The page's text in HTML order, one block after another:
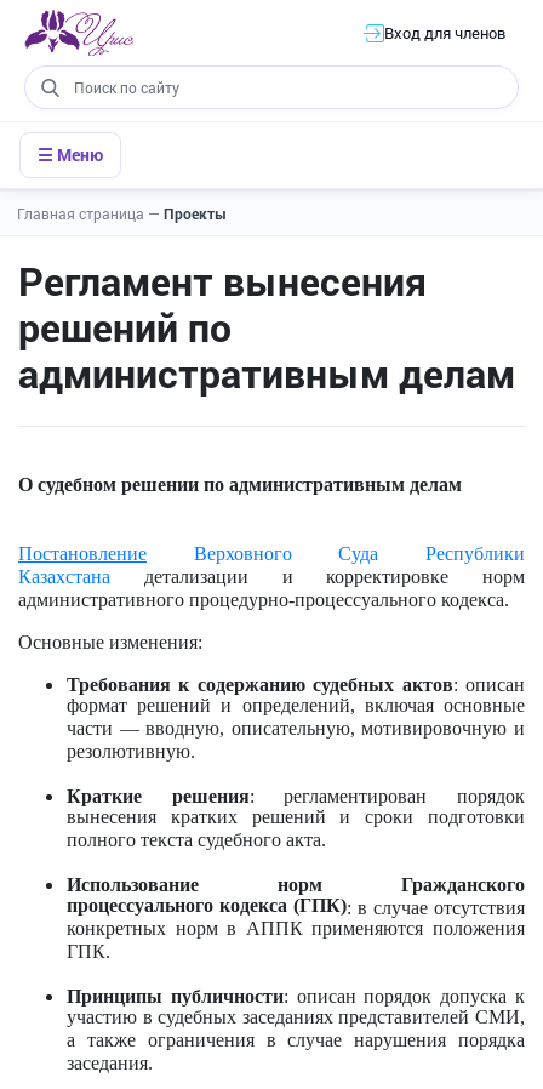
Вход для членов
☰ Меню
Главная страница — Проекты
Регламент вынесения
решений по
административным делам
О судебном решении по административным делам
Постановление
Верховного Суда Республики
Казахстана детализации и корректировке норм
административного процедурно-процессуального кодекса.
Основные изменения:
Требования к содержанию судебных актов: описан
формат решений и определений, включая основные
части — вводную, описательную, мотивировочную и
резолютивную.
Краткие решения: регламентирован порядок
вынесения кратких решений и сроки подготовки
полного текста судебного акта.
Использование норм Гражданского
процессуального кодекса (ГПК): в случае отсутствия
конкретных норм в АППК применяются положения
ГПК.
Принципы публичности: описан порядок допуска к
участию в судебных заседаниях представителей СМИ,
а также ограничения в случае нарушения порядка
заседания.